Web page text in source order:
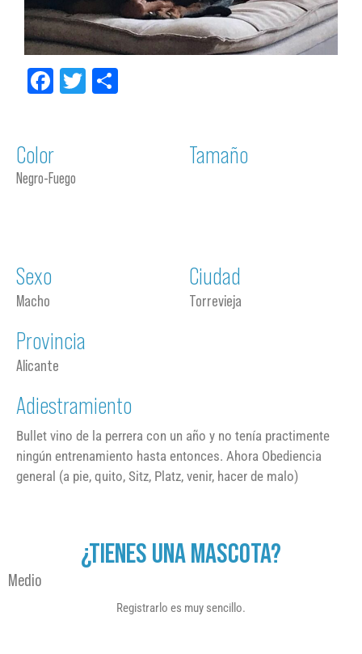
Facebook
Twitter
Color
Negro-Fuego
Tamaño
Sexo
Macho
Ciudad
Torrevieja
Provincia
Alicante
Adiestramiento
Bullet vino de la perrera con un año y no tenía practimente
ningún entrenamiento hasta entonces. Ahora Obediencia
general (a pie, quito, Sitz, Platz, venir, hacer de malo)
¿TIENES UNA MASCOTA?
Medio
Registrarlo es muy sencillo.